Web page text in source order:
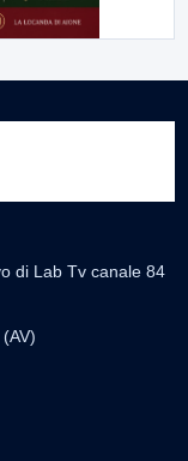
di Lab Tv canale 84